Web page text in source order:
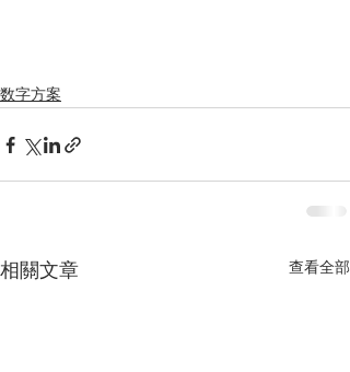
数字方案
相關文章 查看全部